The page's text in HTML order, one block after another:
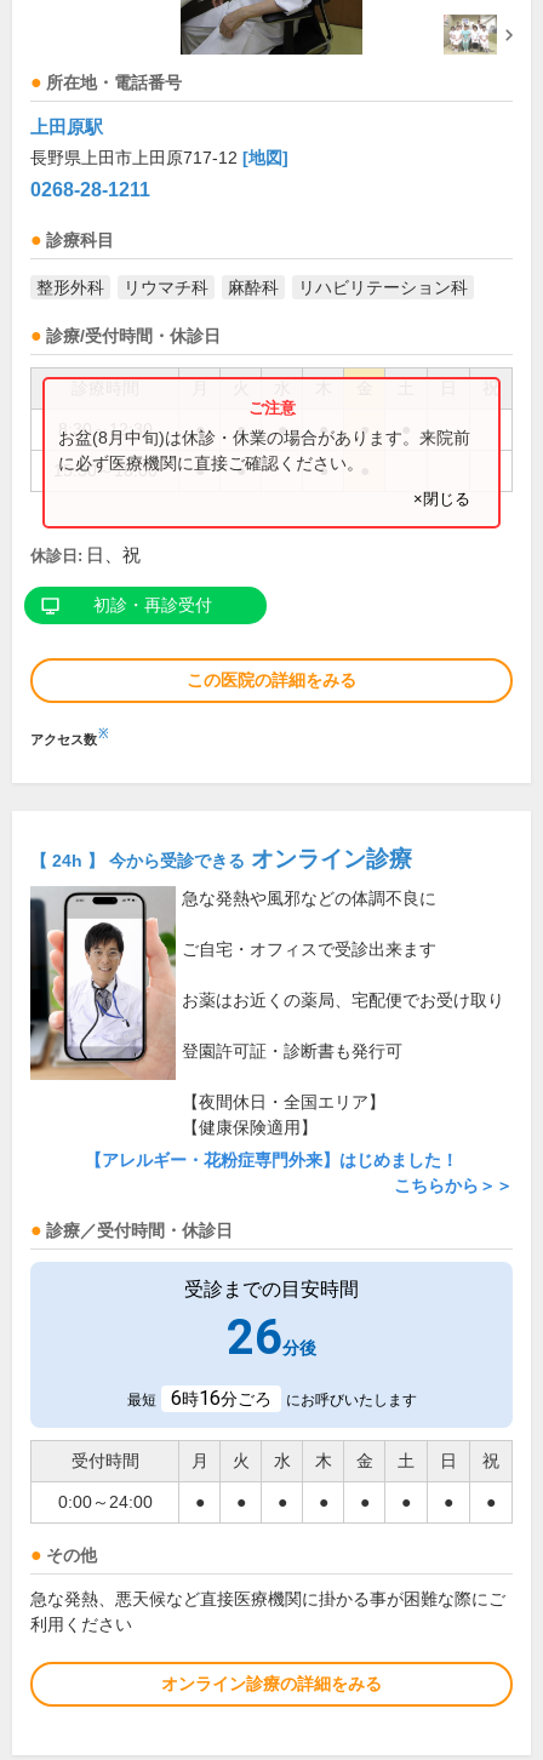
所在地・電話番号
上田原駅
長野県上田市上田原717-12 [地図]
0268-28-1211
診療科目
整形外科 リウマチ科 麻酔科 リハビリテーション科
診療/受付時間・休診日
祝
8:30～12:30 ● ● ● ● ●
15:30～18:00 ● ● ●
お盆(8月中旬)は休診・休業の場合があります。来院前
に必ず医療機関に直接ご確認ください。
×閉じる
休診日: 日、祝
初診・再診受付
この医院の詳細をみる
アクセス数※
【 24h 】 今から受診できる オンライン診療
急な発熱や風邪などの体調不良に
ご自宅・オフィスで受診出来ます
お薬はお近くの薬局、宅配便でお受け取り
登園許可証・診断書も発行可
【夜間休日・全国エリア】
【健康保険適用】
【アレルギー・花粉症専門外来】はじめました！
こちらから＞＞
診療／受付時間・休診日
受診までの目安時間
26分後
最短 6時16分ごろ にお呼びいたします
受付時間 月 火 水 木 金 土 日 祝
0:00～24:00 ● ● ● ● ● ● ● ●
その他
急な発熱、悪天候など直接医療機関に掛かる事が困難な際にご
利用ください
オンライン診療の詳細をみる